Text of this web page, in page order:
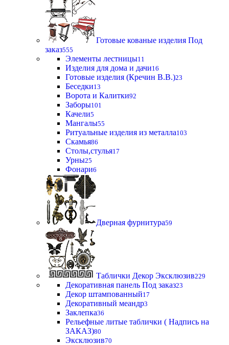
Готовые кованые изделия Под
заказ555
Элементы лестницы11
Изделия для дома и дачи16
Готовые изделия (Кречин В.В.)23
Беседки13
Ворота и Калитки92
Заборы101
Качели5
Мангалы55
Ритуальные изделия из металла103
Скамья86
Столы,стулья17
Урны25
Фонари6
Дверная фурнитура59
Таблички Декор Эксклюзив229
Декоративная панель Под заказ23
Декор штампованный17
Декоративный меандр3
Заклепка36
Рельефные литые таблички ( Надпись на
ЗАКАЗ)80
Эксклюзив70